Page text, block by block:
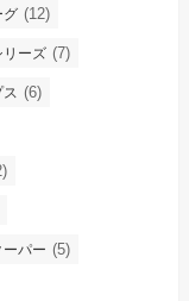
グ (12)
リーズ (7)
(6)
パー (5)